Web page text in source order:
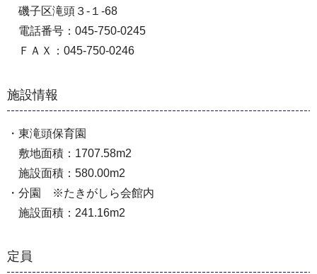
磯子区滝頭３-１-68
電話番号：045-750-0245
ＦＡＸ：045-750-0246
施設情報
・東滝頭保育園
敷地面積：1707.58m2
施設面積：580.00m2
・分園 ※たきがしら会館内
施設面積：241.16m2
定員